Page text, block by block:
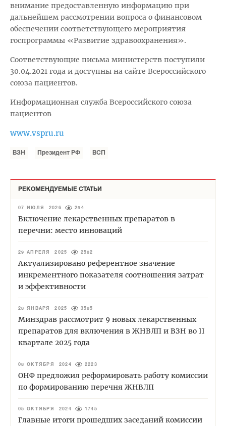
внимание предоставленную информацию при
дальнейшем рассмотрении вопроса о финансовом
обеспечении соответствующего мероприятия
госпрограммы «Развитие здравоохранения».
Соответствующие письма министерств поступили
30.04.2021 года и доступны на сайте Всероссийского
союза пациентов.
Информационная служба Всероссийского союза
пациентов
www.vspru.ru
ВЗН Президент РФ ВСП
РЕКОМЕНДУЕМЫЕ СТАТЬИ
07 ИЮЛЯ 2026 294
Включение лекарственных препаратов в
перечни: место инноваций
29 АПРЕЛЯ 2025 2582
Актуализировано референтное значение
инкрементного показателя соотношения затрат
и эффективности
28 ЯНВАРЯ 2025 3585
Минздрав рассмотрит 9 новых лекарственных
препаратов для включения в ЖНВЛП и ВЗН во II
квартале 2025 года
08 ОКТЯБРЯ 2024 2223
ОНФ предложил реформировать работу комиссии
по формированию перечня ЖНВЛП
05 ОКТЯБРЯ 2024 1745
Главные итоги прошедших заседаний комиссии